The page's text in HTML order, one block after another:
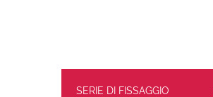
SERIE DI FISSAGGIO